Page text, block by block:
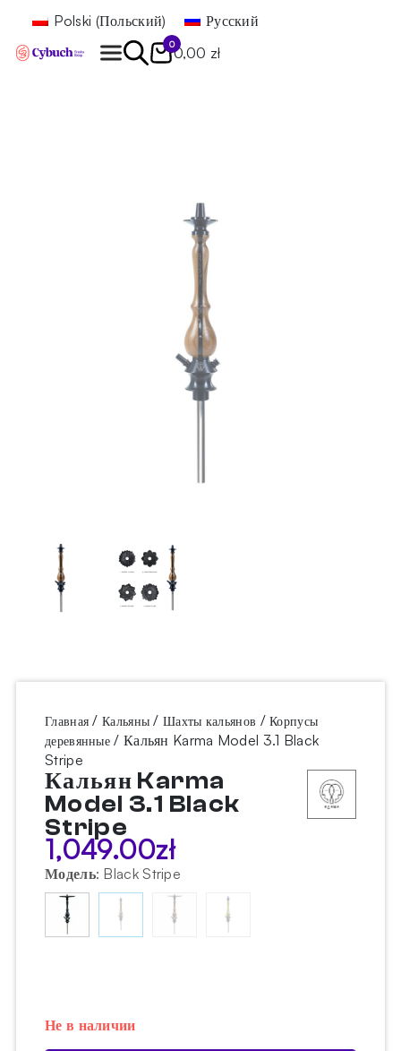
Polski (Польский) Русский
0
0,00 zł
Главная /Кальяны /Шахты кальянов /Корпусы
деревянные / Кальян Karma Model 3.1 Black
Stripe
Кальян Karma
Model 3.1 Black
Stripe
1,049.00zł
Модель: Black Stripe
Не в наличии